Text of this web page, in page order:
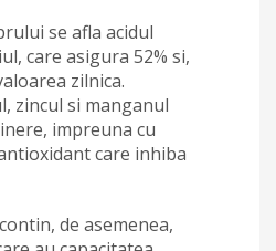
se afla acidul
care asigura 52% si,
zilnica.
zincul si manganul
impreuna cu
care inhiba
de asemenea,